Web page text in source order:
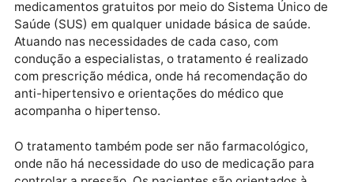
irmã com pressão alta, é preciso mais vigilância. Se
atentar aos cuidados básicos. E, quanto mais idoso,
maior a chance da pressão arterial alta aparecer,
devido ao envelhecimento dos vasos, enrijecimento
das artérias”, alertou Raitany, que acrescentou
maior incidência de hipertensão em pessoas com
O Hiperdia, programa de prevenção e controle de